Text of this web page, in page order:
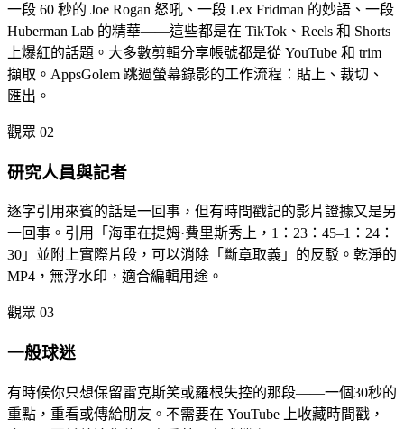
一段 60 秒的 Joe Rogan 怒吼、一段 Lex Fridman 的妙語、一段
Huberman Lab 的精華——這些都是在 TikTok、Reels 和 Shorts
上爆紅的話題。大多數剪輯分享帳號都是從 YouTube 和 trim
擷取。AppsGolem 跳過螢幕錄影的工作流程：貼上、裁切、
匯出。
觀眾 02
研究人員與記者
逐字引用來賓的話是一回事，但有時間戳記的影片證據又是另
一回事。引用「海軍在提姆·費里斯秀上，1：23：45–1：24：
30」並附上實際片段，可以消除「斷章取義」的反駁。乾淨的
MP4，無浮水印，適合編輯用途。
觀眾 03
一般球迷
有時候你只想保留雷克斯笑或羅根失控的那段——一個30秒的
重點，重看或傳給朋友。不需要在 YouTube 上收藏時間戳，